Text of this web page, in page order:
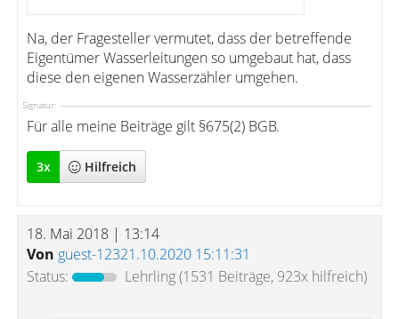
Na, der Fragesteller vermutet, dass der betreffende
Eigentümer Wasserleitungen so umgebaut hat, dass
diese den eigenen Wasserzähler umgehen.
Signatur:
Für alle meine Beiträge gilt §675(2) BGB.
3x Hilfreich
18. Mai 2018 | 13:14
Von guest-12321.10.2020 15:11:31
Status:
Lehrling(1531 Beiträge, 923x hilfreich)